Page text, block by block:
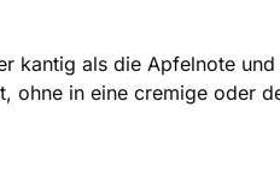
kantig als die Apfelnote und
in eine cremige oder